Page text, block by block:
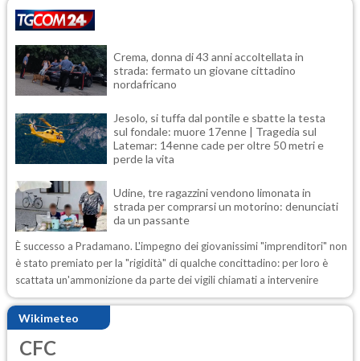
Crema, donna di 43 anni accoltellata in
strada: fermato un giovane cittadino
nordafricano
Jesolo, si tuffa dal pontile e sbatte la testa
sul fondale: muore 17enne | Tragedia sul
Latemar: 14enne cade per oltre 50 metri e
perde la vita
Udine, tre ragazzini vendono limonata in
strada per comprarsi un motorino: denunciati
da un passante
È successo a Pradamano. L'impegno dei giovanissimi "imprenditori" non
è stato premiato per la "rigidità" di qualche concittadino: per loro è
scattata un'ammonizione da parte dei vigili chiamati a intervenire
Wikimeteo
CFC